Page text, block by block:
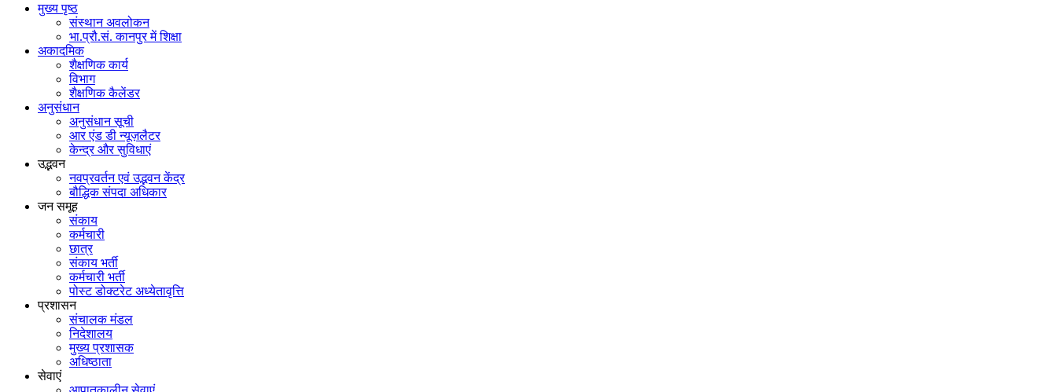
मुख्य पृष्ठ
संस्थान अवलोकन
भा.प्रौ.सं. कानपुर में शिक्षा
अकादमिक
शैक्षणिक कार्य
विभाग
शैक्षणिक कैलेंडर
अनुसंधान
अनुसंधान सूची
आर एंड डी न्यूज़लैटर
केन्द्र और सुविधाएं
उद्भवन
नवप्रवर्तन एवं उद्भवन केंद्र
बौद्धिक संपदा अधिकार
जन समूह
संकाय
कर्मचारी
छात्र
संकाय भर्ती
कर्मचारी भर्ती
पोस्‍ट डोक्‍टरेट अध्‍येतावृत्ति
प्रशासन
संचालक मंडल
निदेशालय
मुख्य प्रशासक
अधिष्ठाता
सेवाएं